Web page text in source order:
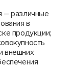
– различные
в
продукции;
внешних